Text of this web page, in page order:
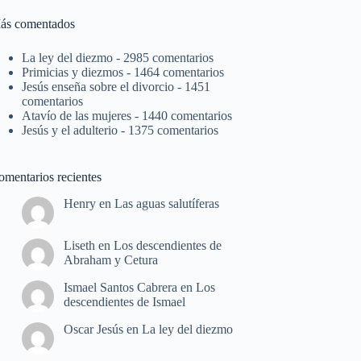
comentados
La ley del diezmo - 2985 comentarios
Primicias y diezmos - 1464 comentarios
Jesús enseña sobre el divorcio - 1451
comentarios
Atavío de las mujeres - 1440 comentarios
Jesús y el adulterio - 1375 comentarios
recientes
Henry enLas aguas salutíferas
Liseth enLos descendientes de
Abraham y Cetura
Ismael Santos Cabrera enLos
descendientes de Ismael
Oscar Jesús enLa ley del diezmo